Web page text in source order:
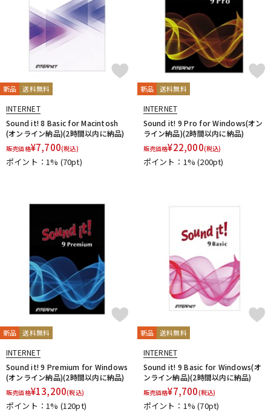
中古 ヴィンテージ
新品 送料無料
INTERNET
Sound it! 8 Basic for Macintosh
(オンライン納品)(2時間以内に納品)
販売価格¥7,700(税込)
ポイント：1% (70pt)
新品 送料無料
INTERNET
Sound it! 9 Pro for Windows(オン
ライン納品)(2時間以内に納品)
販売価格¥22,000(税込)
ポイント：1%(200pt)
新品 送料無料
INTERNET
Sound it! 9 Premium for Windows
(オンライン納品)(2時間以内に納品)
販売価格¥13,200(税込)
ポイント：1% (120pt)
新品 送料無料
INTERNET
Sound it! 9 Basic for Windows(オ
ンライン納品)(2時間以内に納品)
販売価格¥7,700(税込)
ポイント：1%(70pt)